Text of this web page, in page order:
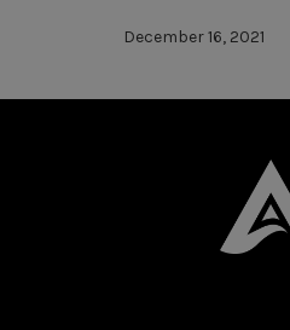
December 16, 2021